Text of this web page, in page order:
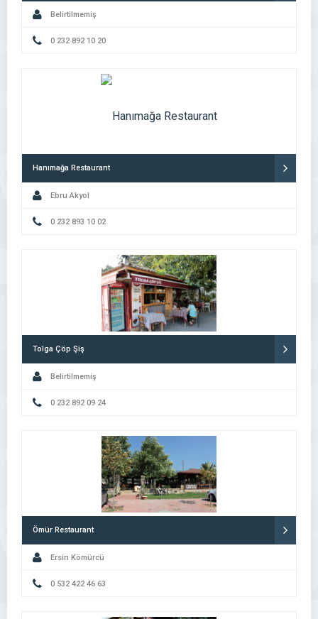
Belirtilmemiş
0 232 892 10 20
Hanımağa Restaurant
Ebru Akyol
0 232 893 10 02
Tolga Çöp Şiş
Belirtilmemiş
0 232 892 09 24
Ömür Restaurant
Ersin Kömürcü
0 532 422 46 63